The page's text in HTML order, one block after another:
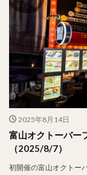
2025年8月14日
富山オクトーバー
（2025/8/7）
初開催の富山オクトー